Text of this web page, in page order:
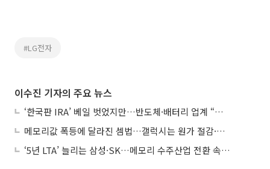
#LG전자
이수진 기자의 주요 뉴스
‘한국판 IRA’ 베일 벗었지만…반도체·배터리 업계 “시행령이 관건”
메모리값 폭등에 달라진 셈법…갤럭시는 원가 절감·아이폰은 서비스 확대
‘5년 LTA’ 늘리는 삼성·SK…메모리 수주산업 전환 속 다른 셈법